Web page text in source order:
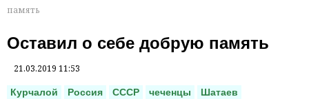
память
Оставил о себе добрую память
21.03.2019 11:53
Курчалой Россия СССР чеченцы Шатаев